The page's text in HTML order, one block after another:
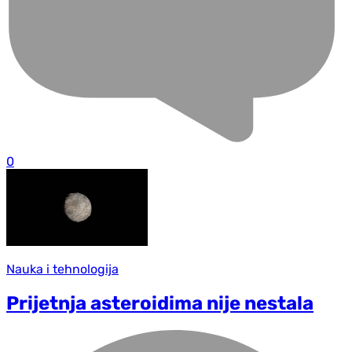
0
Nauka i tehnologija
Prijetnja asteroidima nije nestala